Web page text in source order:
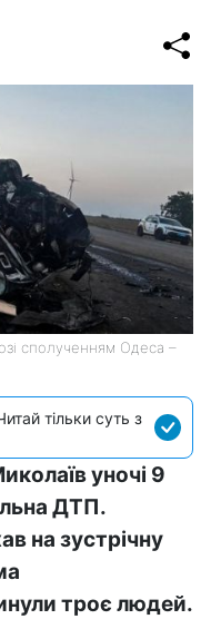
сполученням Одеса –
тільки суть з
уночі 9
ДТП.
на зустрічну
троє людей.